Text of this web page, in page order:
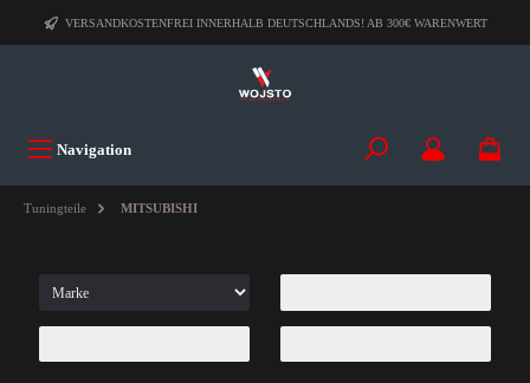
VERSANDKOSTENFREI INNERHALB DEUTSCHLANDS! AB 300€ WARENWERT
Navigation
Tuningteile MITSUBISHI